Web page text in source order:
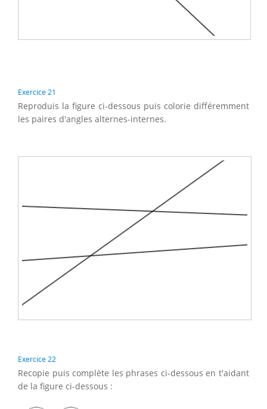
Exercice 21
Reproduis la figure ci-dessous puis colorie différemment
les paires d'angles alternes-internes.
Exercice 22
Recopie puis complète les phrases ci-dessous en t'aidant
de la figure ci-dessous :